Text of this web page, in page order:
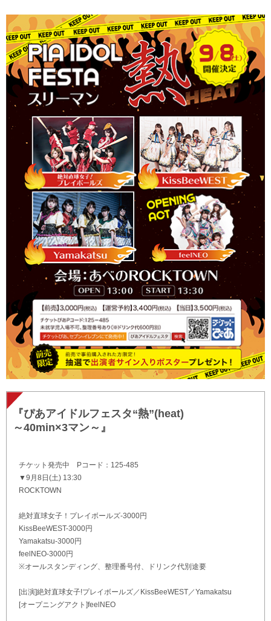
『ぴあアイドルフェスタ“熱”(heat)
～40min×3マン～』
チケット発売中 Pコード：125-485
▼9月8日(土) 13:30
ROCKTOWN
絶対直球女子！プレイボールズ-3000円
KissBeeWEST-3000円
Yamakatsu-3000円
feelNEO-3000円
※オールスタンディング、整理番号付、ドリンク代別途要
[出演]絶対直球女子!プレイボールズ／KissBeeWEST／Yamakatsu
[オープニングアクト]feelNEO